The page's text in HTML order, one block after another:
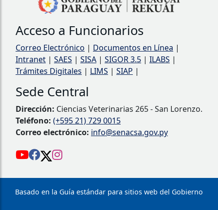
Acceso a Funcionarios
Correo Electrónico | Documentos en Línea |
Intranet | SAES | SISA | SIGOR 3.5 | ILABS |
Trámites Digitales | LIMS | SIAP |
Sede Central
Dirección: Ciencias Veterinarias 265 - San Lorenzo.
Teléfono: (+595 21) 729 0015
Correo electrónico: info@senacsa.gov.py
Basado en la Guía estándar para sitios web del Gobierno